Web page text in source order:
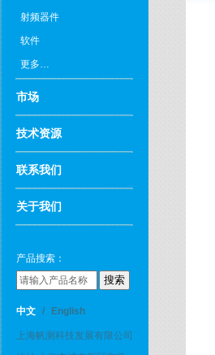
射频器件
软件
更多…
市场
技术资源
联系我们
关于我们
产品搜索：
中文 / English
上海帆测科技发展有限公司